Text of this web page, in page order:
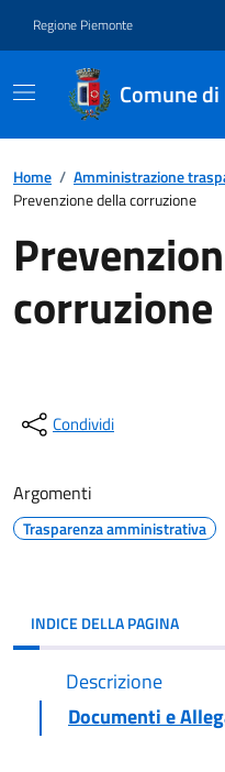
Regione Piemonte
Comune
Home / Amministrazione
Prevenzione della corruzione
corruzione
Condividi
Argomenti
Trasparenza amministrativa
INDICE DELLA PAGINA
Descrizione
Documenti e